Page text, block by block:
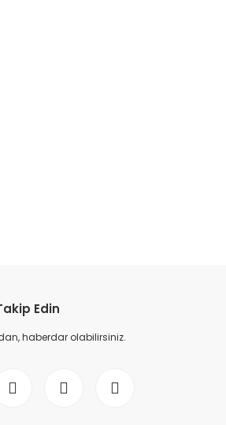
Edin
haberdar olabilirsiniz.